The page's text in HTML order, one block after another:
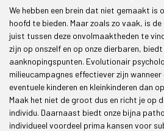
We hebben een brein dat niet gemaakt is
hoofd te bieden. Maar zoals zo vaak, is
juist tussen deze onvolmaaktheden te
zijn op onszelf en op onze dierbaren,
aanknopingspunten. Evolutionair
milieucampagnes effectiever zijn
eventuele kinderen en kleinkinderen dan
Maak het niet de groot dus en richt je op
individu. Daarnaast biedt onze bijna
individueel voordeel prima kansen voor